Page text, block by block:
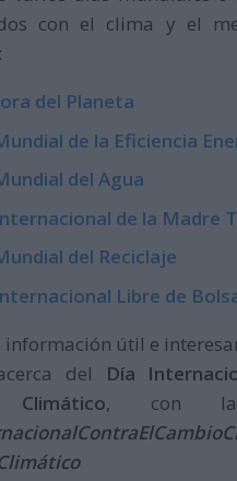
con el clima y el
del Planeta
de la Eficiencia
del Agua
de la Madre
del Reciclaje
Libre de
información útil e
del
Día
, con las